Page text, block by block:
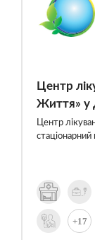
Центр
Життя» у
Центр
стаціонарний
+17